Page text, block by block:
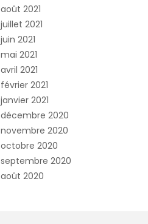
août 2021
juillet 2021
juin 2021
mai 2021
avril 2021
février 2021
janvier 2021
décembre 2020
novembre 2020
octobre 2020
septembre 2020
août 2020